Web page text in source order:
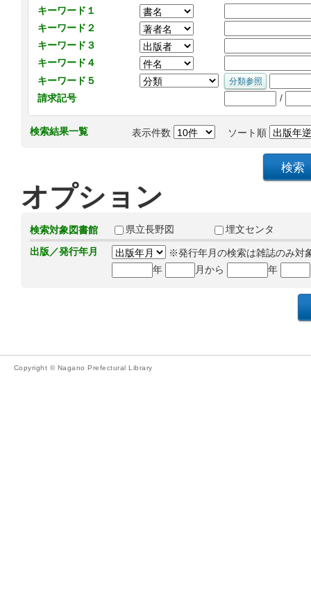
キーワード１
キーワード２
キーワード３
キーワード４
キーワード５
請求記号
/
検索結果一覧 表示件数 ソート順
オプション
検索対象図書館 県立長野図
埋文センタ
出版／発行年月
※発行年月の検索は雑誌のみ対
年
月から 年
Copyright © Nagano Prefectural Library